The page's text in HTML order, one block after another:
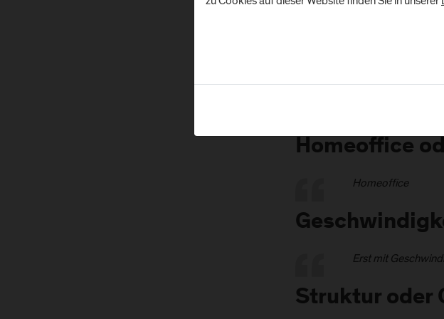
This or
Homeoffice
Homeoffice
Erst mit
Struktur oder